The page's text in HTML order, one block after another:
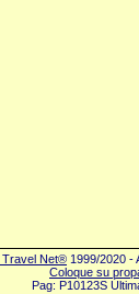
Travel Net® 1999/2020 -
Coloque su
Pag: P10123S